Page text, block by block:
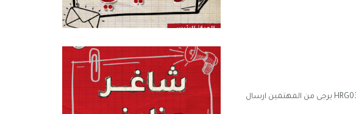
#الهلال_الاحمر_العربي_السوري #فرع_ريف_دمشق يعلن عن #شاغر المنسق الميداني لوحدة إدارة الكوارث الرمز الوظيفي: HRG031 يرجى من المهتمين ارسال